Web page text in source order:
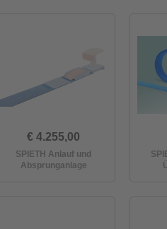
€ 4.255,00
SPIETH Anlauf und
Absprunganlage